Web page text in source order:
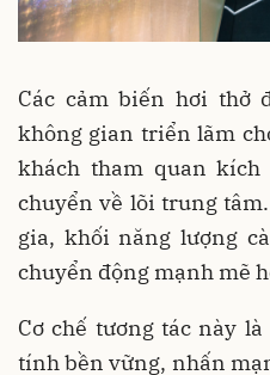
Các cảm biến hơi thở
không gian triển lãm
khách tham quan
chuyển về lõi trung
gia, khối năng lượng
chuyển động mạnh mẽ
Cơ chế tương tác này
tính bền vững, nhấn